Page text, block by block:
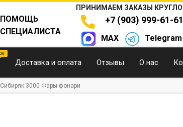
ПОМОЩЬ
СПЕЦИАЛИСТА
ПРИНИМАЕМ ЗАКАЗЫ
+7 (903) 999-61-61
MAX Telegram
Доставка и оплата Отзывы О нас
Cибиряк 3000 Фары-фонари